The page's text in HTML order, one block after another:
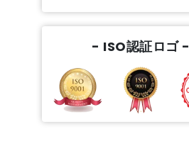
- ISO認証ロゴ -